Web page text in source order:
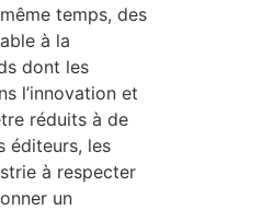
temps, des
à la
dont les
l’innovation et
réduits à de
éditeurs, les
à respecter
un